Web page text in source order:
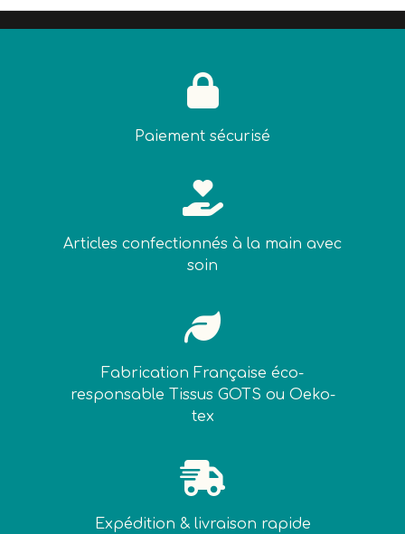

Paiement sécurisé

Articles confectionnés à la main avec
soin

Fabrication Française éco-
responsable Tissus GOTS ou Oeko-
tex

Expédition & livraison rapide